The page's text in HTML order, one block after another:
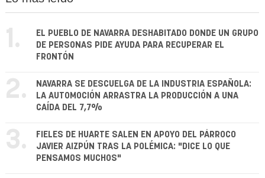
1.
EL PUEBLO DE NAVARRA DESHABITADO DONDE UN GRUPO
DE PERSONAS PIDE AYUDA PARA RECUPERAR EL
FRONTÓN
2.
NAVARRA SE DESCUELGA DE LA INDUSTRIA ESPAÑOLA:
LA AUTOMOCIÓN ARRASTRA LA PRODUCCIÓN A UNA
CAÍDA DEL 7,7%
3.
FIELES DE HUARTE SALEN EN APOYO DEL PÁRROCO
JAVIER AIZPÚN TRAS LA POLÉMICA: "DICE LO QUE
PENSAMOS MUCHOS"